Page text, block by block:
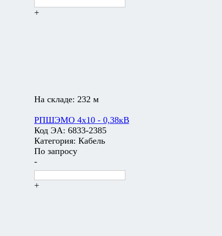
+
На складе: 232 м
РПШЭМО 4х10 - 0,38кВ
Код ЭА: 6833-2385
Категория: Кабель
По запросу
-
+